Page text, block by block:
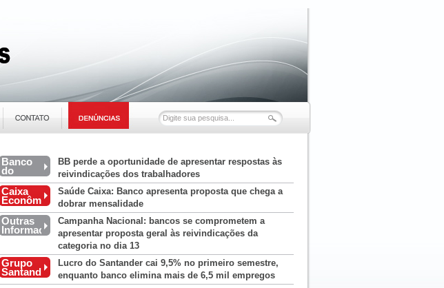
Banco
do
Brasil
BB perde a oportunidade de apresentar respostas às
reivindicações dos trabalhadores
Caixa
Econômica
Federal
Saúde Caixa: Banco apresenta proposta que chega a
dobrar mensalidade
Outras
Informações
Campanha Nacional: bancos se comprometem a
apresentar proposta geral às reivindicações da
categoria no dia 13
Grupo
Santander
/ Real
Lucro do Santander cai 9,5% no primeiro semestre,
enquanto banco elimina mais de 6,5 mil empregos